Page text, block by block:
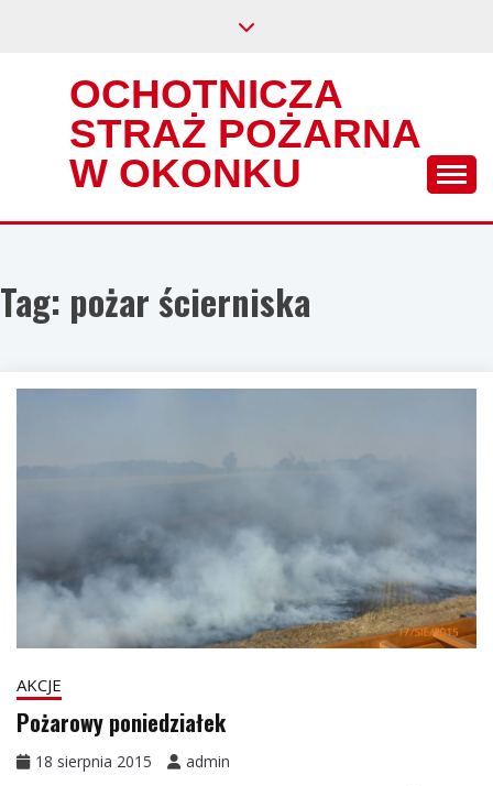
OCHOTNICZA
STRAŻ POŻARNA
W OKONKU
Tag: pożar ścierniska
AKCJE
Pożarowy poniedziałek
18 sierpnia 2015 admin